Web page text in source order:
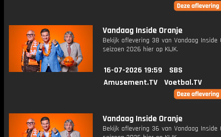
Vandaag Inside Oranje
Bekijk aflevering 38 van Vandaag Inside
seizoen 2026 hier op KIJK.
16-07-2026 19:59
SBS
Amusement.TV
Voetbal.TV
Vandaag Inside Oranje
Bekijk aflevering 36 van Vandaag Inside